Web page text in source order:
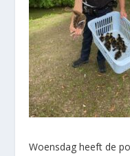
Woensdag heeft de